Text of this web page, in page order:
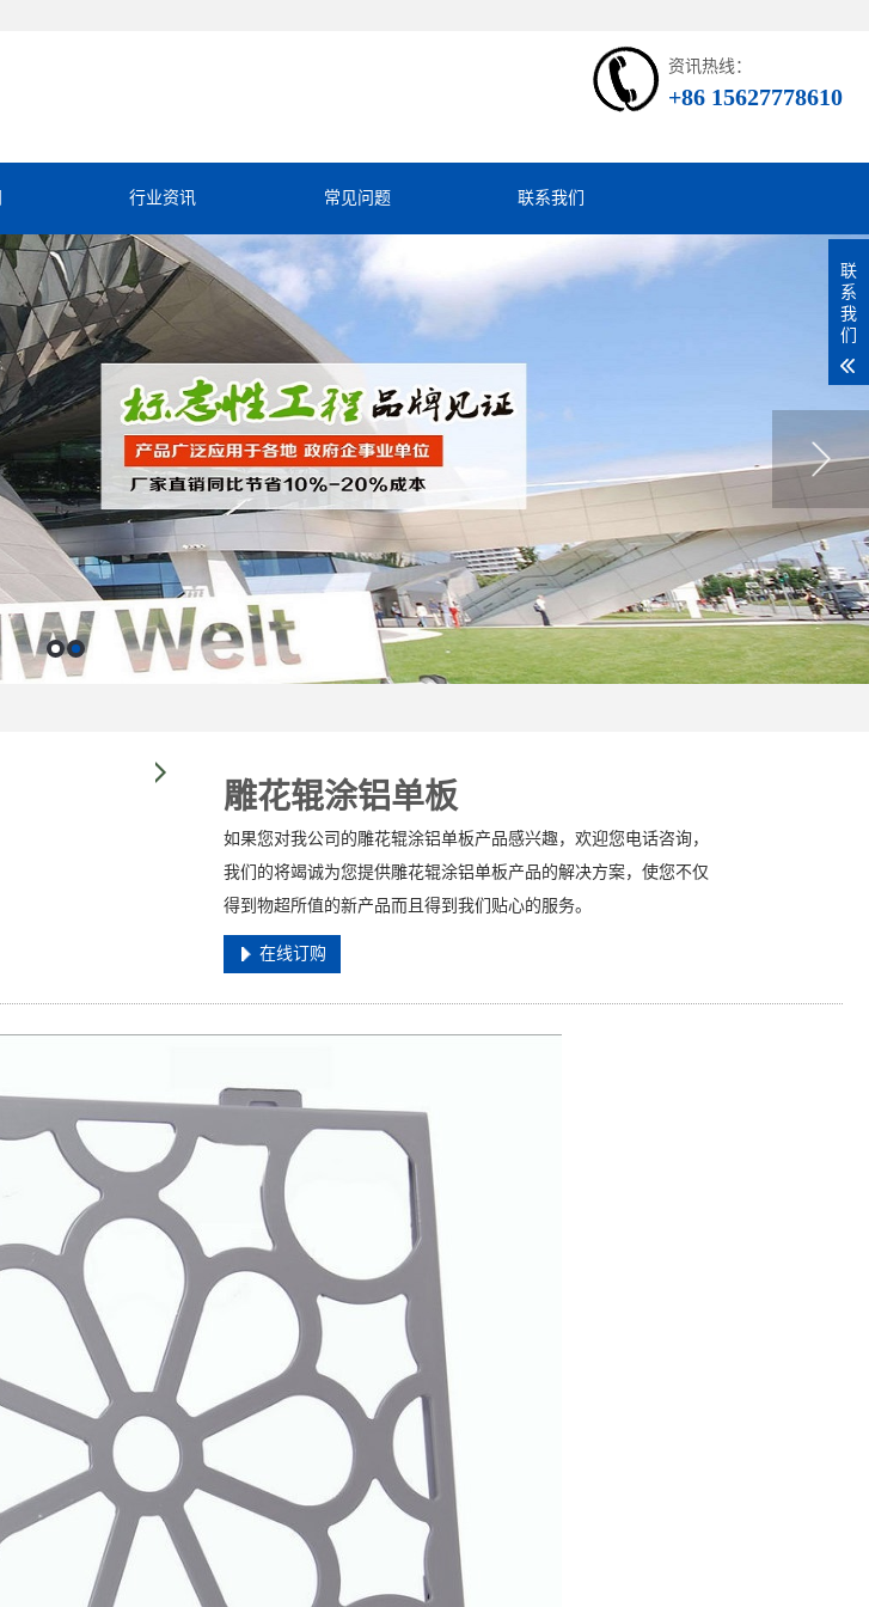
资讯热线：
+86 15627778610
行业资讯 常见问题 联系我们
雕花辊涂铝单板
如果您对我公司的雕花辊涂铝单板产品感兴趣，欢迎您电话咨询，
我们的将竭诚为您提供雕花辊涂铝单板产品的解决方案，使您不仅
得到物超所值的新产品而且得到我们贴心的服务。
在线订购
联
系
我
们